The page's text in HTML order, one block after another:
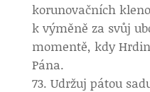
korunovačních
k výměně za svůj
momentě, kdy
Pána.
Udržuj pátou